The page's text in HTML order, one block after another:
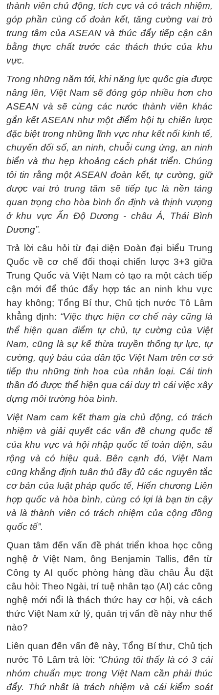
thành viên chủ động, tích cực và có trách nhiệm,
góp phần củng cố đoàn kết, tăng cường vai trò
trung tâm của ASEAN và thúc đẩy tiếp cận cân
bằng thực chất trước các thách thức của khu
vực.
Trong những năm tới, khi năng lực quốc gia được
nâng lên, Việt Nam sẽ đóng góp nhiều hơn cho
ASEAN và sẽ cùng các nước thành viên khác
gắn kết ASEAN như một điểm hội tụ chiến lược
đặc biệt trong những lĩnh vực như kết nối kinh tế,
chuyển đổi số, an ninh, chuỗi cung ứng, an ninh
biển và thu hẹp khoảng cách phát triển. Chúng
tôi tin rằng một ASEAN đoàn kết, tự cường, giữ
được vai trò trung tâm sẽ tiếp tục là nền tảng
quan trọng cho hòa bình ổn định và thịnh vượng
ở khu vực Ấn Độ Dương - châu Á, Thái Bình
Dương”.
Trả lời câu hỏi từ đại diện Đoàn đại biểu Trung
Quốc về cơ chế đối thoại chiến lược 3+3 giữa
Trung Quốc và Việt Nam có tạo ra một cách tiếp
cận mới để thúc đẩy hợp tác an ninh khu vực
hay không; Tổng Bí thư, Chủ tịch nước Tô Lâm
khẳng định: “Việc thực hiện cơ chế này cũng là
thể hiện quan điểm tự chủ, tự cường của Việt
Nam, cũng là sự kế thừa truyền thống tự lực, tự
cường, quý báu của dân tộc Việt Nam trên cơ sở
tiếp thu những tinh hoa của nhân loại. Cái tinh
thần đó được thể hiện qua cái duy trì cái việc xây
dựng môi trường hòa bình.
Việt Nam cam kết tham gia chủ động, có trách
nhiệm và giải quyết các vấn đề chung quốc tế
của khu vực và hội nhập quốc tế toàn diện, sâu
rộng và có hiệu quả. Bên cạnh đó, Việt Nam
cũng khẳng định tuân thủ đầy đủ các nguyên tắc
cơ bản của luật pháp quốc tế, Hiến chương Liên
hợp quốc và hòa bình, cùng có lợi là bạn tin cậy
và là thành viên có trách nhiệm của cộng đồng
quốc tế”.
Quan tâm đến vấn đề phát triển khoa học công
nghệ ở Việt Nam, ông Benjamin Tallis, đến từ
Công ty AI quốc phòng hàng đầu châu Âu đặt
câu hỏi: Theo Ngài, trí tuệ nhân tạo (AI) các công
nghệ mới nổi là thách thức hay cơ hội, và cách
thức Việt Nam xử lý, quản trị vấn đề này như thế
nào?
Liên quan đến vấn đề này, Tổng Bí thư, Chủ tịch
nước Tô Lâm trả lời: “Chúng tôi thấy là có 3 cái
nhóm chuẩn mực trong Việt Nam cần phải thúc
đẩy. Thứ nhất là trách nhiệm và cái kiểm soát